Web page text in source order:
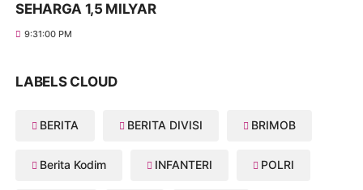
SEHARGA 1,5 MILYAR
9:31:00 PM
LABELS CLOUD
BERITA BERITA DIVISI BRIMOB
Berita Kodim INFANTERI POLRI